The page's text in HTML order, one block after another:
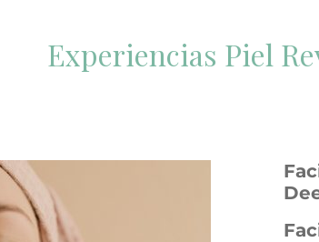
Experiencias Piel